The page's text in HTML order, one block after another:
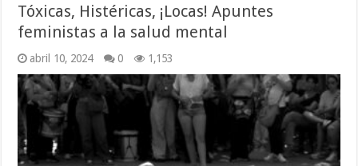
Tóxicas, Histéricas, ¡Locas! Apuntes
feministas a la salud mental
abril 10, 2024 0 1,153